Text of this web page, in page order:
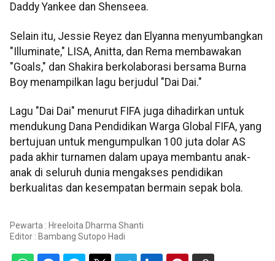
Daddy Yankee dan Shenseea.
Selain itu, Jessie Reyez dan Elyanna menyumbangkan
"Illuminate," LISA, Anitta, dan Rema membawakan
"Goals," dan Shakira berkolaborasi bersama Burna
Boy menampilkan lagu berjudul "Dai Dai."
Lagu "Dai Dai" menurut FIFA juga dihadirkan untuk
mendukung Dana Pendidikan Warga Global FIFA, yang
bertujuan untuk mengumpulkan 100 juta dolar AS
pada akhir turnamen dalam upaya membantu anak-
anak di seluruh dunia mengakses pendidikan
berkualitas dan kesempatan bermain sepak bola.
Pewarta : Hreeloita Dharma Shanti
Editor : Bambang Sutopo Hadi